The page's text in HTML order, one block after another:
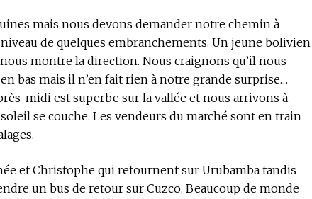
mais nous devons demander notre chemin à
de quelques embranchements. Un jeune bolivien
montre la direction. Nous craignons qu’il nous
bas mais il n’en fait rien à notre grande surprise…
midi est superbe sur la vallée et nous arrivons à
se couche. Les vendeurs du marché sont en train
et Christophe qui retournent sur Urubamba tandis
un bus de retour sur Cuzco. Beaucoup de monde